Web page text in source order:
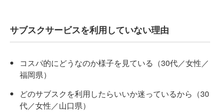
サブスクサービスを利用していない理由
コスパ的にどうなのか様子を見ている（30代／女性／
福岡県）
どのサブスクを利用したらいいか迷っているから（30
代／女性／山口県）